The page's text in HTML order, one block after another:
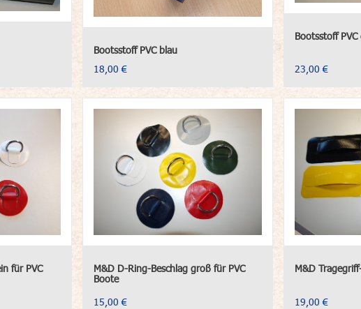
Bootsstoff PVC blau
18,00 €
Bootsstoff PVC
23,00 €
für PVC
M&D D-Ring-Beschlag groß für PVC
Boote
15,00 €
M&D
19,00 €